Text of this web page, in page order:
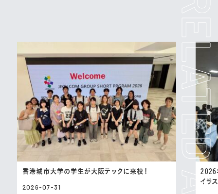
香港城市大学の学生が大阪テックに来校！
2026-07-31
2026
イラ